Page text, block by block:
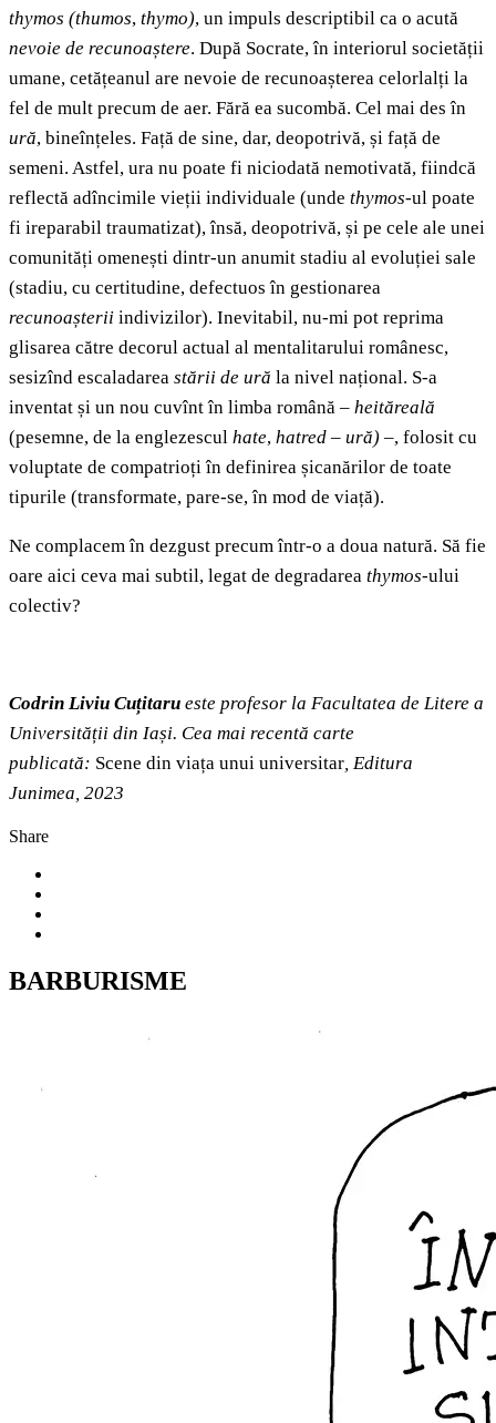
thymos (thumos, thymo), un impuls descriptibil ca o acută
nevoie de recunoaștere. După Socrate, în interiorul societății
umane, cetățeanul are nevoie de recunoașterea celorlalți la
fel de mult precum de aer. Fără ea sucombă. Cel mai des în
ură, bineînțeles. Față de sine, dar, deopotrivă, și față de
semeni. Astfel, ura nu poate fi niciodată nemotivată, fiindcă
reflectă adîncimile vieții individuale (unde thymos-ul poate
fi ireparabil traumatizat), însă, deopotrivă, și pe cele ale unei
comunități omenești dintr-un anumit stadiu al evoluției sale
(stadiu, cu certitudine, defectuos în gestionarea
recunoașterii indivizilor). Inevitabil, nu-mi pot reprima
glisarea către decorul actual al mentalitarului românesc,
sesizînd escaladarea stării de ură la nivel național. S-a
inventat și un nou cuvînt în limba română – heităreală
(pesemne, de la englezescul hate, hatred – ură) –, folosit cu
voluptate de compatrioți în definirea șicanărilor de toate
tipurile (transformate, pare-se, în mod de viață).
Ne complacem în dezgust precum într-o a doua natură. Să fie
oare aici ceva mai subtil, legat de degradarea thymos-ului
colectiv?
Codrin Liviu Cuțitaru este profesor la Facultatea de Litere a
Universității din Iași. Cea mai recentă carte
publicată: Scene din viața unui universitar, Editura
Junimea, 2023
Share
BARBURISME